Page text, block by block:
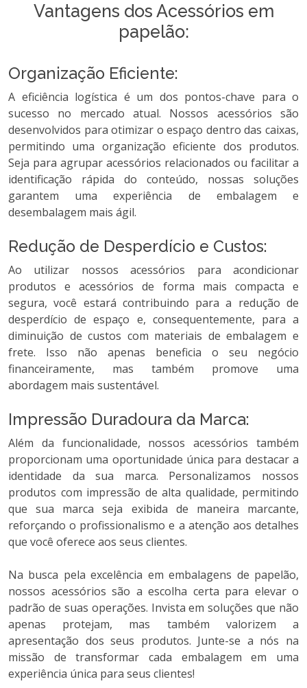
Vantagens dos Acessórios em
papelão:
Organização Eficiente:
A eficiência logística é um dos pontos-chave para o
sucesso no mercado atual. Nossos acessórios são
desenvolvidos para otimizar o espaço dentro das caixas,
permitindo uma organização eficiente dos produtos.
Seja para agrupar acessórios relacionados ou facilitar a
identificação rápida do conteúdo, nossas soluções
garantem uma experiência de embalagem e
desembalagem mais ágil.
Redução de Desperdício e Custos:
Ao utilizar nossos acessórios para acondicionar
produtos e acessórios de forma mais compacta e
segura, você estará contribuindo para a redução de
desperdício de espaço e, consequentemente, para a
diminuição de custos com materiais de embalagem e
frete. Isso não apenas beneficia o seu negócio
financeiramente, mas também promove uma
abordagem mais sustentável.
Impressão Duradoura da Marca:
Além da funcionalidade, nossos acessórios também
proporcionam uma oportunidade única para destacar a
identidade da sua marca. Personalizamos nossos
produtos com impressão de alta qualidade, permitindo
que sua marca seja exibida de maneira marcante,
reforçando o profissionalismo e a atenção aos detalhes
que você oferece aos seus clientes.
Na busca pela excelência em embalagens de papelão,
nossos acessórios são a escolha certa para elevar o
padrão de suas operações. Invista em soluções que não
apenas protejam, mas também valorizem a
apresentação dos seus produtos. Junte-se a nós na
missão de transformar cada embalagem em uma
experiência única para seus clientes!